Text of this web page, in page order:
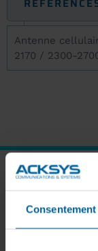
Consentement
Antenne
2170 / 2300-